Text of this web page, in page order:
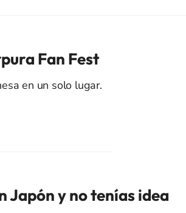
Fan Fest
en un solo lugar.
Japón y no tenías idea